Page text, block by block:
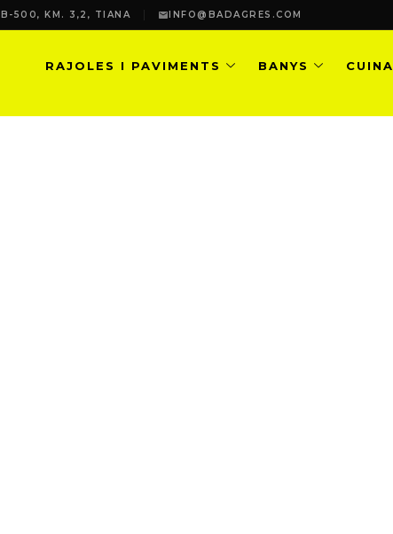
B-500, KM. 3,2, TIANA INFO@BADAGRES.COM
RAJOLES I PAVIMENTS BANYS CUINA